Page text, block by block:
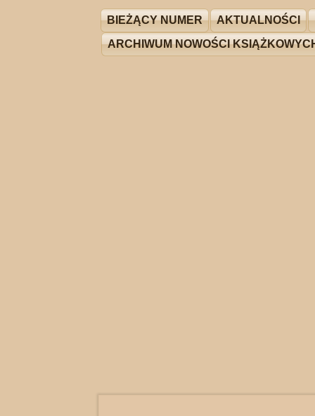
BIEŻĄCY NUMER AKTUALNOŚCI
ARCHIWUM NOWOŚCI